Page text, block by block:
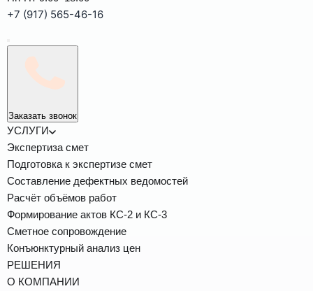
+7 (917) 565-46-16
Заказать звонок
УСЛУГИ
Экспертиза смет
Подготовка к экспертизе смет
Составление дефектных ведомостей
Расчёт объёмов работ
Формирование актов КС-2 и КС-3
Сметное сопровождение
Конъюнктурный анализ цен
РЕШЕНИЯ
О КОМПАНИИ